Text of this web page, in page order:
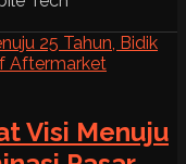
Visi Menuju